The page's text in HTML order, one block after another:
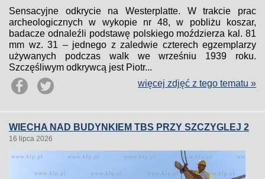
Sensacyjne odkrycie na Westerplatte. W trakcie prac
archeologicznych w wykopie nr 48, w pobliżu koszar,
badacze odnaleźli podstawę polskiego moździerza kal. 81
mm wz. 31 – jednego z zaledwie czterech egzemplarzy
używanych podczas walk we wrześniu 1939 roku.
Szczęśliwym odkrywcą jest Piotr...
więcej zdjęć z tego tematu »
WIECHA NAD BUDYNKIEM TBS PRZY SZCZYGLEJ 2
16 lipca 2026